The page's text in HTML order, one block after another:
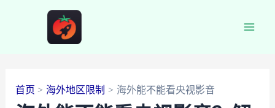
首页 海外地区限制 海外能不能看央视影音